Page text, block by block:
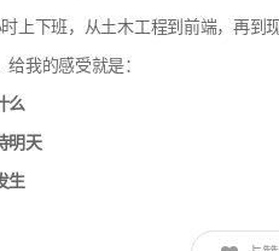
上下班，从土木工程到前端，再到
我的感受就是：
么
明天
生